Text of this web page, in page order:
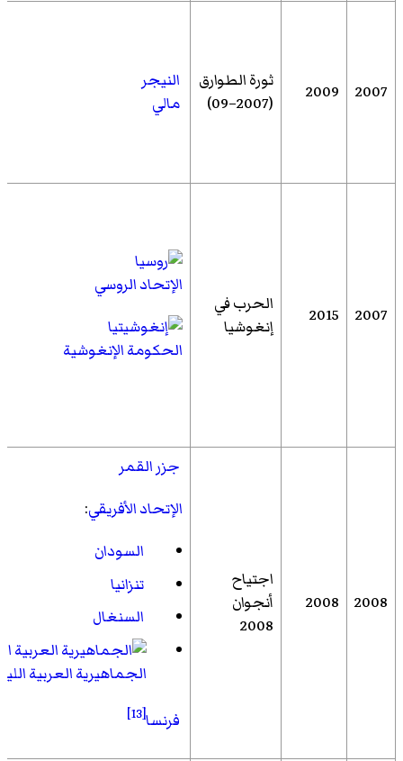
2007
2009
ثورة الطوارق
(2007–09)
النيجر
مالي
2007
2015
الحرب في
إنغوشيا
الإتحاد الروسي
الحكومة الإنغوشية
2008
2008
اجتياح
أنجوان
2008
جزر القمر
الإتحاد الأفريقي:
السودان
تنزانيا
السنغال
الجماهيرية العربية
فرنسا[13]